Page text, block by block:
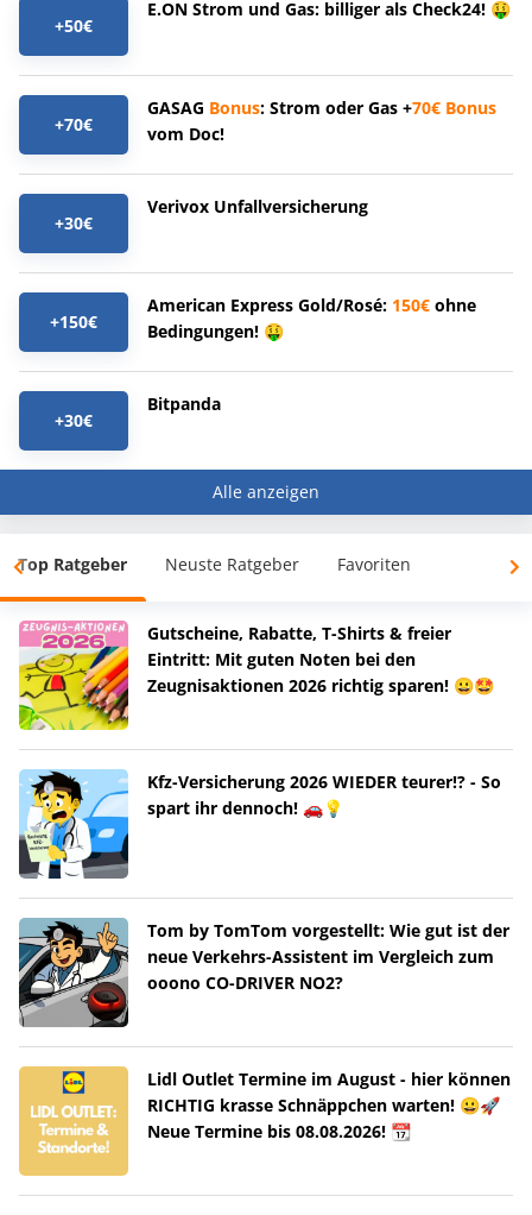
+50€
E.ON Strom und Gas: billiger als Check24! 🤑
+70€
GASAG Bonus: Strom oder Gas +70€ Bonus
vom Doc!
+30€
Verivox Unfallversicherung
+150€
American Express Gold/Rosé: 150€ ohne
Bedingungen! 🤑
+30€
Bitpanda
Alle anzeigen
Top Ratgeber Neuste Ratgeber Favoriten
Gutscheine, Rabatte, T-Shirts & freier
Eintritt: Mit guten Noten bei den
Zeugnisaktionen 2026 richtig sparen! 😀🤩
Kfz-Versicherung 2026 WIEDER teurer!? - So
spart ihr dennoch! 🚗💡
Tom by TomTom vorgestellt: Wie gut ist der
neue Verkehrs-Assistent im Vergleich zum
ooono CO-DRIVER NO2?
Lidl Outlet Termine im August - hier können
RICHTIG krasse Schnäppchen warten! 😀🚀
Neue Termine bis 08.08.2026! 📆